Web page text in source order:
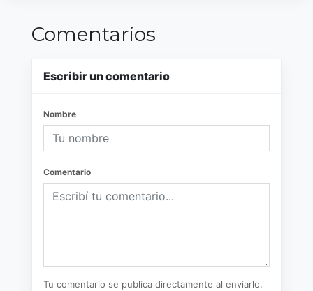
Comentarios
Escribir un comentario
Nombre
Comentario
Tu comentario se publica directamente al enviarlo.